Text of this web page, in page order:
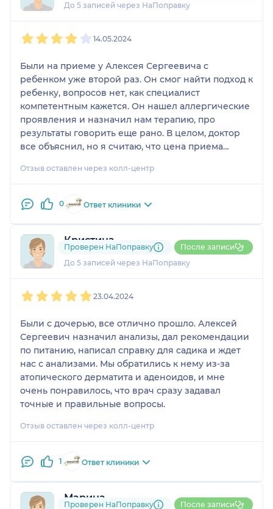
До 5 записей через НаПоправку
14.05.2024
Были на приеме у Алексея Сергеевича с
ребенком уже второй раз. Он смог найти подход к
ребенку, вопросов нет, как специалист
компетентным кажется. Он нашел аллергические
проявления и назначил нам терапию, про
результаты говорить еще рано. В целом, доктор
все объяснил, но я считаю, что цена приема
говорил примерно то же самое. Пока не уверена,
считаю, что постоянные болезни ребенка не
проявление аллергии. Мы придерживаемся
наблюдаю, кашель продолжается.
Отзыв оставлен через колл-центр
0 Ответ клиники
Кристина
3 отзыва
До 5 записей через НаПоправку
Проверен НаПоправку После записи
23.04.2024
Были с дочерью, все отлично прошло. Алексей
Сергеевич назначил анализы, дал рекомендации
по питанию, написал справку для садика и ждет
нас с анализами. Мы обратились к нему из-за
атопического дерматита и аденоидов, и мне
очень понравилось, что врач сразу задавал
точные и правильные вопросы.
Отзыв оставлен через колл-центр
1 Ответ клиники
Марина
Проверен НаПоправку После записи